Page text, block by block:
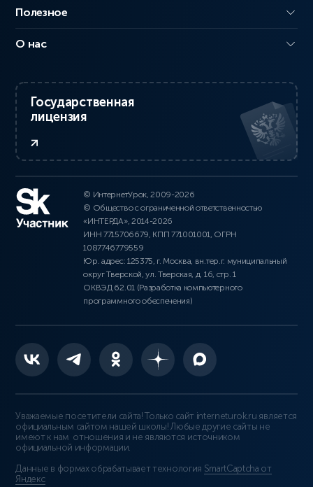
Полезное
О нас
Государственная
лицензия
© ИнтернетУрок, 2009-2026
© Общество с ограниченной ответственностью
«ИНТЕРДА», 2014-2026
ИНН 7715706679, КПП 771001001, ОГРН
1087746779559
Юр. адрес: 125375, г. Москва, вн.тер.г. муниципальный
округ Тверской, ул. Тверская, д. 16, стр. 1
ОКВЭД 62.01 (Разработка компьютерного
программного обеспечения)
Уважаемые посетители сайта! Только сайт interneturok.ru является
официальным сайтом нашей школы! Любые другие сайты не
имеют к нам отношения и не являются источником
официальной информации.
Данные в формах обрабатывает технология SmartCaptcha от
Яндекс